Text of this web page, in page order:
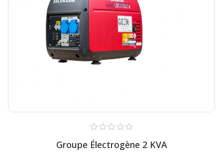
Groupe Électrogène 2 KVA